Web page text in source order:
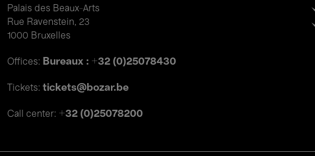
Palais des Beaux-Arts
Rue Ravenstein, 23
1000 Bruxelles
Offices: Bureaux : +32 (0)25078430
Tickets: tickets@bozar.be
Call center: +32 (0)25078200